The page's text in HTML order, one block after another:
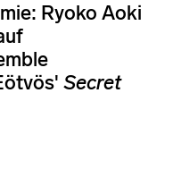
Ryoko Aoki
Secret